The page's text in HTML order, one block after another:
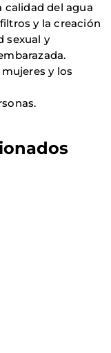
calidad del agua
y la creación
sexual y
y los